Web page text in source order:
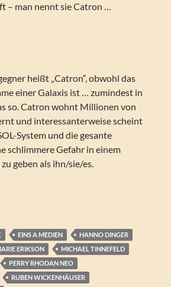
– man nennt sie Catron …
heißt „Catron“, obwohl das
einer Galaxis ist … zumindest in
so. Catron wohnt Millionen von
und interessanterweise scheint
System und die gesante
schlimmere Gefahr in einem
geben als ihn/sie/es.
– CATRON (Folgen 320-329)
EINS A MEDIEN
HANNO DINGER
ERIKSON
MICHAEL TINNEFELD
PERRY RHODAN NEO
RUBEN WICKENHÄUSER